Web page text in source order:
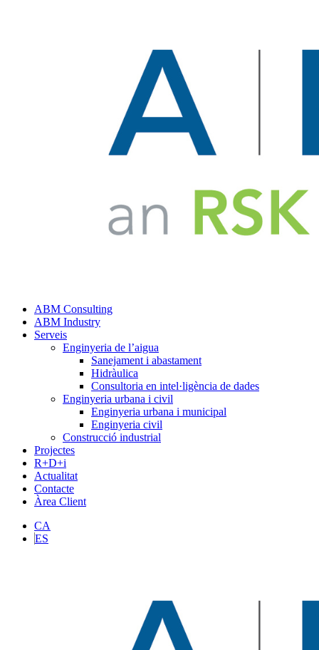
ABM Consulting
ABM Industry
Serveis
Enginyeria de l’aigua
Sanejament i abastament
Hidràulica
Consultoria en intel·ligència de dades
Enginyeria urbana i civil
Enginyeria urbana i municipal
Enginyeria civil
Construcció industrial
Projectes
R+D+i
Actualitat
Contacte
Àrea Client
CA
ES